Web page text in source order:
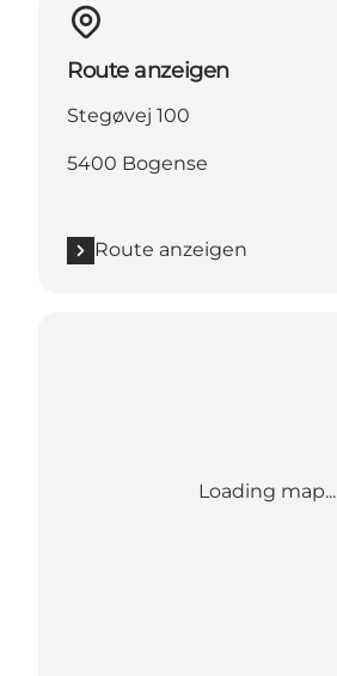
Route anzeigen
Stegøvej 100
5400 Bogense
Route anzeigen
Loading map...